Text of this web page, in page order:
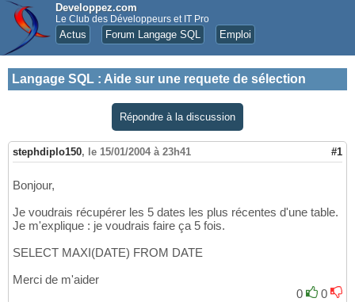
Developpez.com
Le Club des Développeurs et IT Pro
Actus Forum Langage SQL Emploi
Langage SQL : Aide sur une requete de sélection
Répondre à la discussion
stephdiplo150, le 15/01/2004 à 23h41 #1
Bonjour,
Je voudrais récupérer les 5 dates les plus récentes d'une table.
Je m'explique : je voudrais faire ça 5 fois.
SELECT MAXI(DATE) FROM DATE
Merci de m'aider
0
0